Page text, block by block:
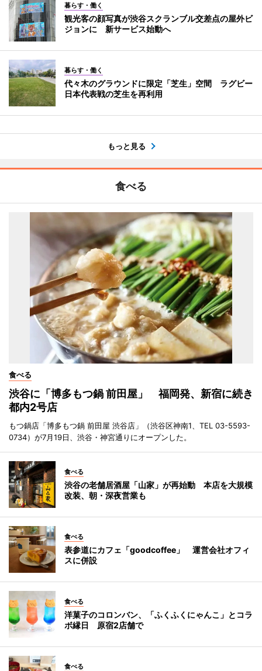
暮らす・働く
観光客の顔写真が渋谷スクランブル交差点の屋外ビ
ジョンに 新サービス始動へ
暮らす・働く
代々木のグラウンドに限定「芝生」空間 ラグビー
日本代表戦の芝生を再利用
もっと見る
食べる
食べる
渋谷に「博多もつ鍋 前田屋」 福岡発、新宿に続き
都内2号店
もつ鍋店「博多もつ鍋 前田屋 渋谷店」（渋谷区神南1、TEL 03-5593-
0734）が7月19日、渋谷・神宮通りにオープンした。
食べる
渋谷の老舗居酒屋「山家」が再始動 本店を大規模
改装、朝・深夜営業も
食べる
表参道にカフェ「goodcoffee」 運営会社オフィ
スに併設
食べる
洋菓子のコロンバン、「ふくふくにゃんこ」とコラ
ボ縁日 原宿2店舗で
食べる